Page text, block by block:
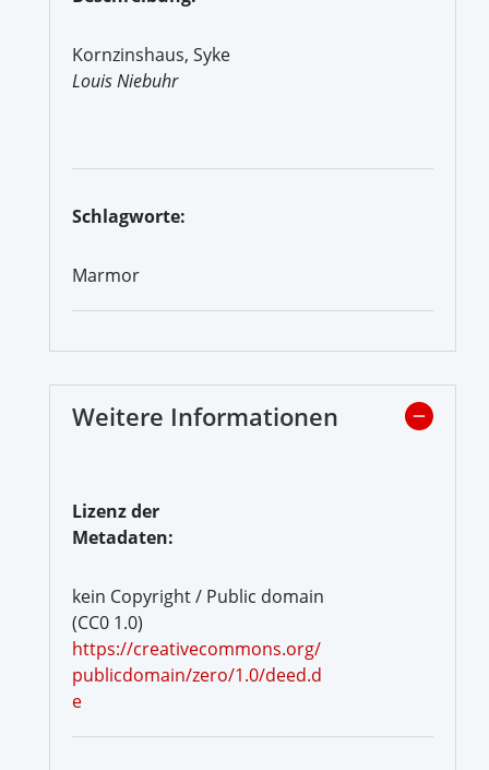
Kornzinshaus, Syke
Louis Niebuhr
Schlagworte:
Marmor
Weitere Informationen
Lizenz der
Metadaten:
kein Copyright / Public domain
(CC0 1.0)
https://creativecommons.org/
publicdomain/zero/1.0/deed.d
e